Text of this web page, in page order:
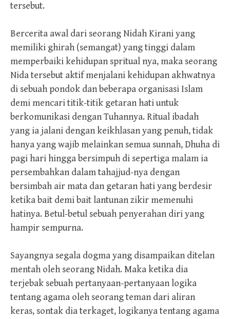
tersebut.
Bercerita awal dari seorang Nidah Kirani yang
memiliki ghirah (semangat) yang tinggi dalam
memperbaiki kehidupan spritual nya, maka seorang
Nida tersebut aktif menjalani kehidupan akhwatnya
di sebuah pondok dan beberapa organisasi Islam
demi mencari titik-titik getaran hati untuk
berkomunikasi dengan Tuhannya. Ritual ibadah
yang ia jalani dengan keikhlasan yang penuh, tidak
hanya yang wajib melainkan semua sunnah, Dhuha di
pagi hari hingga bersimpuh di sepertiga malam ia
persembahkan dalam tahajjud-nya dengan
bersimbah air mata dan getaran hati yang berdesir
ketika bait demi bait lantunan zikir memenuhi
hatinya. Betul-betul sebuah penyerahan diri yang
hampir sempurna.
Sayangnya segala dogma yang disampaikan ditelan
mentah oleh seorang Nidah. Maka ketika dia
terjebak sebuah pertanyaan-pertanyaan logika
tentang agama oleh seorang teman dari aliran
keras, sontak dia terkaget, logikanya tentang agama